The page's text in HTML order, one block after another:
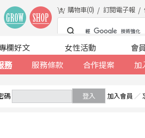
購物車(0) 訂閱電子報
務 服務條款 合作提案 加
欄好文 女性活動 會
碼 登入 加入會員 ／